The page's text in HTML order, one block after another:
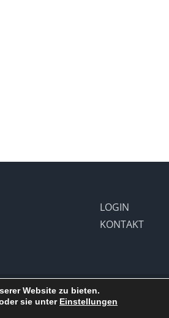
LOGIN
KONTAKT
byWordPress
Website zu bieten.
sie unter Einstellungen